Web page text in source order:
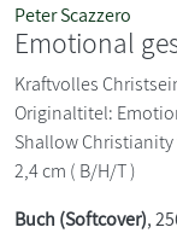
Peter Scazzero
Emotional
Kraftvolles
Originaltitel:
Shallow
2,4 cm ( B/H/T )
Buch (Softcover),